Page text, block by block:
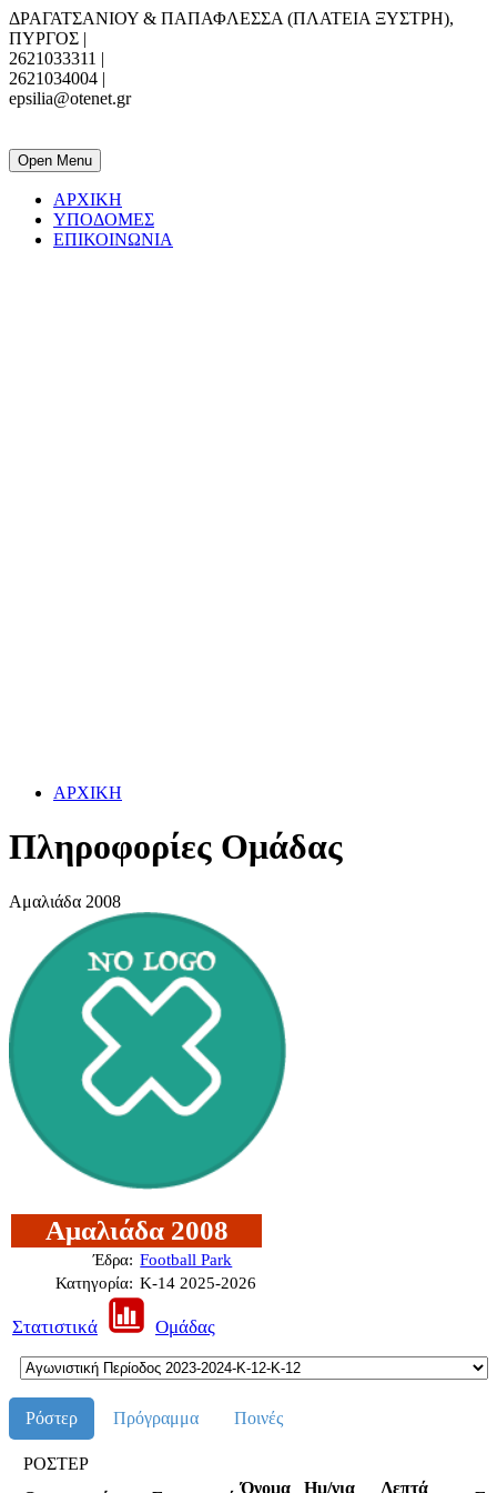
ΔΡΑΓΑΤΣΑΝΙΟΥ & ΠΑΠΑΦΛΕΣΣΑ (ΠΛΑΤΕΙΑ ΞΥΣΤΡΗ),
ΠΥΡΓΟΣ |
2621033311 |
2621034004 |
epsilia@otenet.gr
Open Menu
ΑΡΧΙΚΗ
ΥΠΟΔΟΜΕΣ
ΕΠΙΚΟΙΝΩΝΙΑ
ΑΡΧΙΚΗ
Πληροφορίες Ομάδας
Αμαλιάδα 2008
Αμαλιάδα 2008
Έδρα: Football Park
Κατηγορία: Κ-14 2025-2026
Στατιστικά Ομάδας
Ρόστερ Πρόγραμμα Ποινές
ΡΟΣΤΕΡ
Όνομα
Ημ/νια
Λεπτά